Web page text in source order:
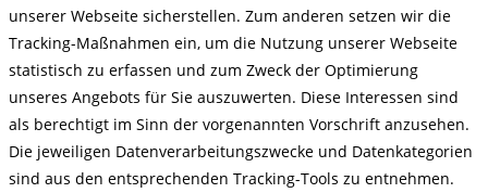
unserer Webseite sicherstellen. Zum anderen setzen wir die
Tracking-Maßnahmen ein, um die Nutzung unserer Webseite
statistisch zu erfassen und zum Zweck der Optimierung
unseres Angebots für Sie auszuwerten. Diese Interessen sind
als berechtigt im Sinn der vorgenannten Vorschrift anzusehen.
Die jeweiligen Datenverarbeitungszwecke und Datenkategorien
sind aus den entsprechenden Tracking-Tools zu entnehmen.